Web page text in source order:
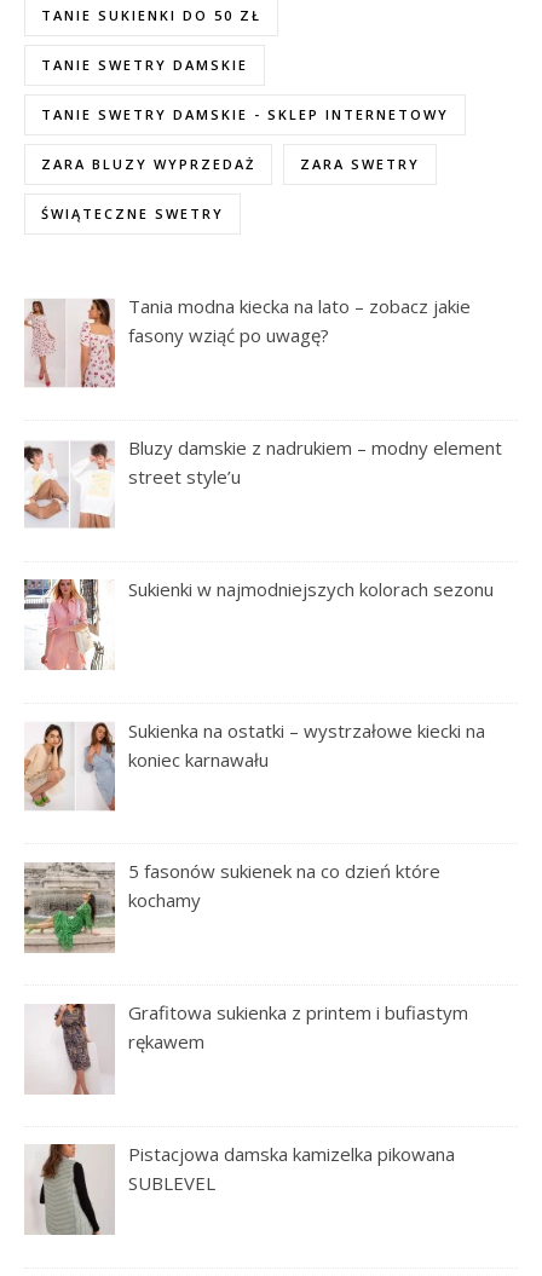
TANIE SUKIENKI DO 50 ZŁ
TANIE SWETRY DAMSKIE
TANIE SWETRY DAMSKIE - SKLEP INTERNETOWY
ZARA BLUZY WYPRZEDAŻ ZARA SWETRY
ŚWIĄTECZNE SWETRY
Tania modna kiecka na lato – zobacz jakie
fasony wziąć po uwagę?
Bluzy damskie z nadrukiem – modny element
street style’u
Sukienki w najmodniejszych kolorach sezonu
Sukienka na ostatki – wystrzałowe kiecki na
koniec karnawału
5 fasonów sukienek na co dzień które
kochamy
Grafitowa sukienka z printem i bufiastym
rękawem
Pistacjowa damska kamizelka pikowana
SUBLEVEL